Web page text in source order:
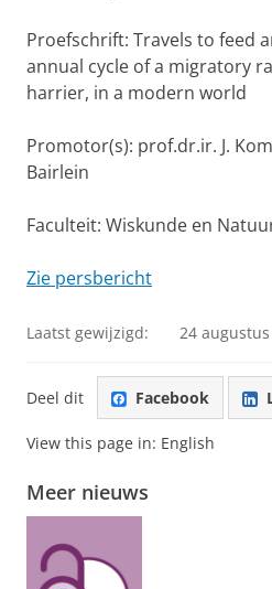
Proefschrift: Travels to feed
annual cycle of a migratory
harrier, in a modern world
Promotor(s): prof.dr.ir. J.
Bairlein
Faculteit: Wiskunde en
Zie persbericht
Laatst gewijzigd: 24
Deel dit Facebook
View this page in: English
Meer nieuws